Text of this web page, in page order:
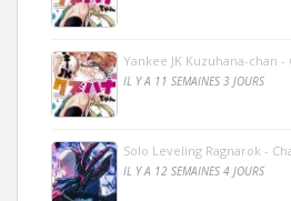
Yankee JK Kuzuhana-chan -
IL Y A 11 SEMAINES 3 JOURS
Solo Leveling Ragnarok -
IL Y A 12 SEMAINES 4 JOURS